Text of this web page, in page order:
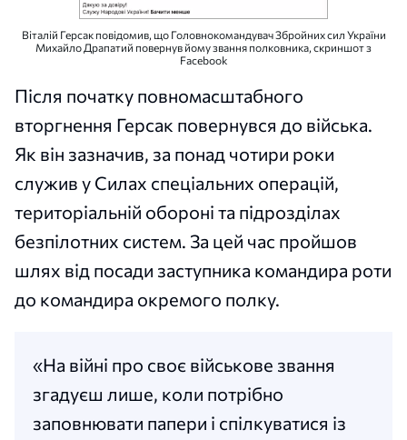
Віталій Герсак повідомив, що Головнокомандувач Збройних сил України
Михайло Драпатий повернув йому звання полковника, скриншот з
Facebook
Після початку повномасштабного
вторгнення Герсак повернувся до війська.
Як він зазначив, за понад чотири роки
служив у Силах спеціальних операцій,
територіальній обороні та підрозділах
безпілотних систем. За цей час пройшов
шлях від посади заступника командира роти
до командира окремого полку.
«На війні про своє військове звання
згадуєш лише, коли потрібно
заповнювати папери і спілкуватися із